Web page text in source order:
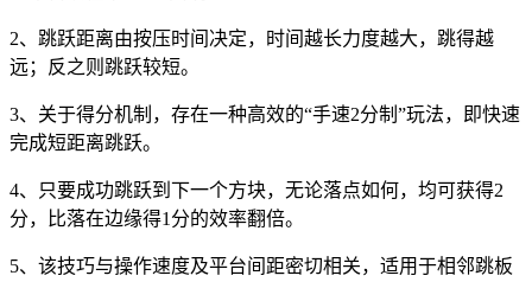
2、跳跃距离由按压时间决定，时间越长力度越大，跳得越
远；反之则跳跃较短。
3、关于得分机制，存在一种高效的“手速2分制”玩法，即快速
完成短距离跳跃。
4、只要成功跳跃到下一个方块，无论落点如何，均可获得2
分，比落在边缘得1分的效率翻倍。
5、该技巧与操作速度及平台间距密切相关，适用于相邻跳板